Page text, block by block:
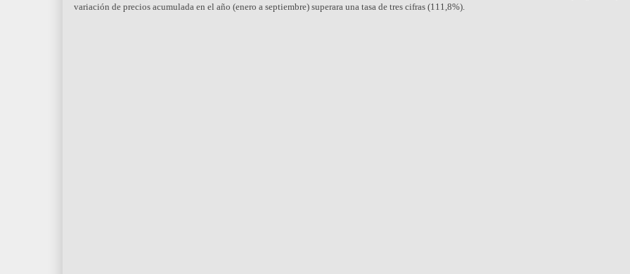
variación de precios acumulada en el año (enero a septiembre) superara una tasa de tres cifras (111,8%).